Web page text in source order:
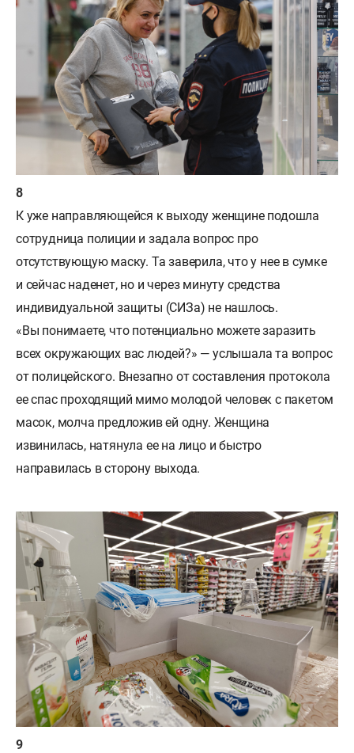
К уже направляющейся к выходу женщине подошла
сотрудница полиции и задала вопрос про
отсутствующую маску. Та заверила, что у нее в сумке
и сейчас наденет, но и через минуту средства
индивидуальной защиты (СИЗа) не нашлось.
«Вы понимаете, что потенциально можете заразить
всех окружающих вас людей?» — услышала та вопрос
от полицейского. Внезапно от составления протокола
ее спас проходящий мимо молодой человек с пакетом
масок, молча предложив ей одну. Женщина
извинилась, натянула ее на лицо и быстро
направилась в сторону выхода.